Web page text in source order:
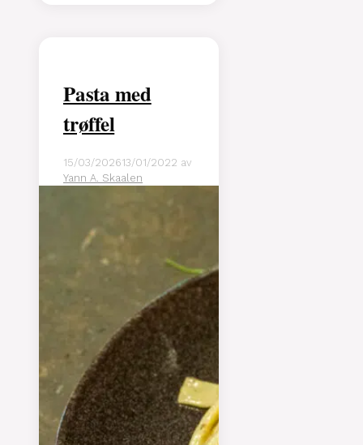
Pasta med
trøffel
15/03/202613/01/2022 av
Yann A. Skaalen